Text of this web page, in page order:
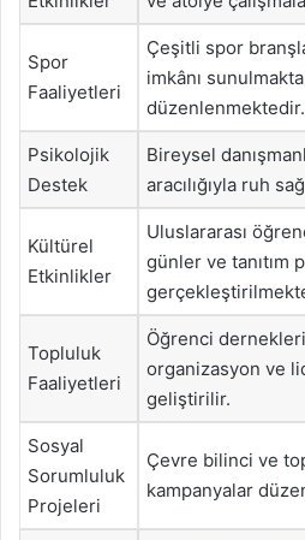
Spor
Faaliyetleri
Çeşitli spor
imkânı
düzenlenmektedir.
Psikolojik
Destek
Bireysel
aracılığıyla ruh
Kültürel
Etkinlikler
Uluslararası
günler ve tanıtım
Topluluk
Faaliyetleri
Öğrenci dernekleri
organizasyon ve
geliştirilir.
Sosyal
Sorumluluk
Projeleri
Çevre bilinci ve
kampanyalar